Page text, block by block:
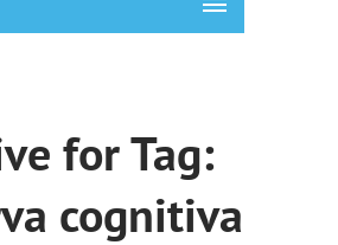
for Tag:
cognitiva